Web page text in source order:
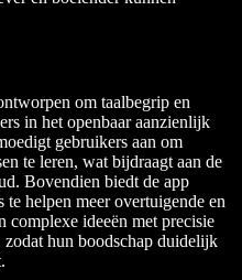
om taalbegrip en
in het openbaar aanzienlijk
gebruikers aan om
te leren, wat bijdraagt aan de
Bovendien biedt de app
helpen meer overtuigende en
complexe ideeën met precisie
hun boodschap duidelijk